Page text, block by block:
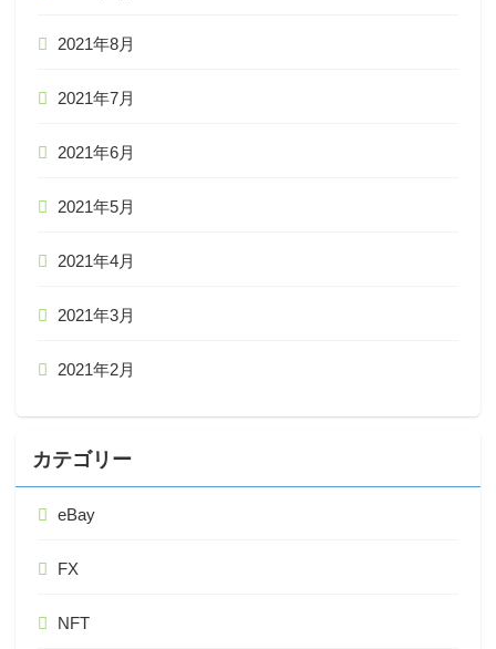
2021年8月
2021年7月
2021年6月
2021年5月
2021年4月
2021年3月
2021年2月
カテゴリー
eBay
FX
NFT